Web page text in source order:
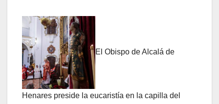
El Obispo de Alcalá de
Henares preside la eucaristía en la capilla del